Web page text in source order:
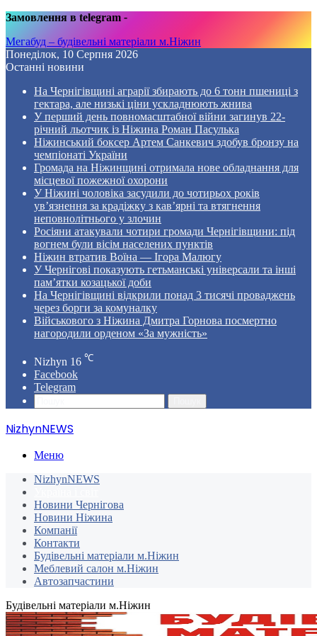
Замовлення в telegram -
Мегабуд – будівельні матеріали м.Ніжин
Понеділок, 10 Серпня 2026
Останні новини
На Чернігівщині аграрії збирають до 6 тонн пшениці з
гектара, але низькі ціни ускладнюють жнива
У перший день повномасштабної війни загинув 22-
річний льотчик із Ніжина Роман Пасулька
Ніжинський боксер Артем Санкевич здобув бронзу на
чемпіонаті України
Громада на Ніжинщині отримала нове обладнання для
місцевої пожежної охорони
У Ніжині чоловіка засудили до чотирьох років
ув’язнення за крадіжку з кав’ярні та втягнення
неповнолітнього у злочин
Росіяни атакували чотири громади Чернігівщини: під
вогнем були вісім населених пунктів
Ніжин втратив Воїна — Ігора Малюгу
У Чернігові показують гетьманські універсали та інші
пам’ятки козацької доби
На Чернігівщині відкрили понад 3 тисячі проваджень
через борги за комуналку
Військового з Ніжина Дмитра Горнова посмертно
нагородили орденом «За мужність»
Nizhyn 16 ℃
Facebook
Telegram
NizhynNEWS
Меню
NizhynNEWS
Новини Чернігова
Новини Ніжина
Компанії
Контакти
Будівельні матеріали м.Ніжин
Меблевий салон м.Ніжин
Автозапчастини
Будівельні матеріали м.Ніжин